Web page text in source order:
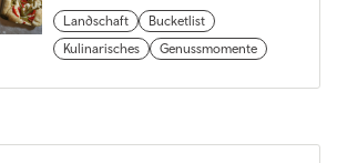
Landschaft
Bucketlist
Kulinarisches
Genussmomente